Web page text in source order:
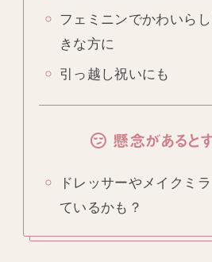
フェミニンでかわいら
きな方に
引っ越し祝いにも
懸念があると
ドレッサーやメイクミ
ているかも？